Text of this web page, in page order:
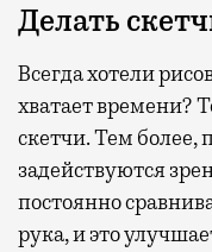
Делать
Всегда хотели
хватает времени?
скетчи. Тем более,
задействуются
постоянно
рука, и это